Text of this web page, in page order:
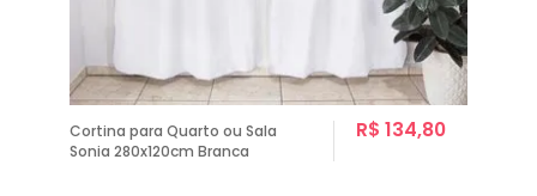
Cortina para Quarto ou Sala
Sonia 280x120cm Branca
R$ 134,80